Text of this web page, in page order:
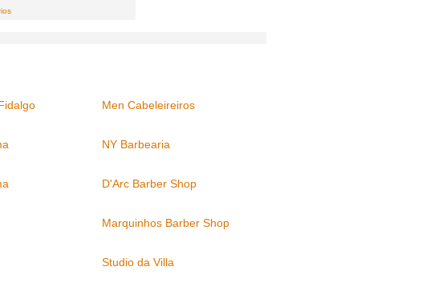
Men Cabeleireiros
NY Barbearia
D'Arc Barber Shop
Marquinhos Barber Shop
Studio da Villa